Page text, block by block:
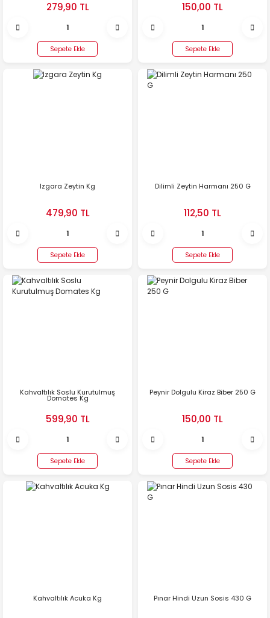
279,90 TL
Sepete Ekle
150,00 TL
Sepete Ekle
Izgara Zeytin Kg
479,90 TL
Sepete Ekle
Dilimli Zeytin Harmanı 250 G
112,50 TL
Sepete Ekle
Kahvaltılık Soslu Kurutulmuş
Domates Kg
599,90 TL
Sepete Ekle
Peynir Dolgulu Kiraz Biber 250 G
150,00 TL
Sepete Ekle
Kahvaltılık Acuka Kg Pınar Hindi Uzun Sosis 430 G